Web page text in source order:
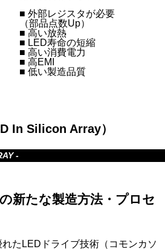
■ 外部レジスタが必要
（部品点数Up）
■ 高い放熱
■ LED寿命の短縮
■ 高い消費電力
■ 高EMI
■ 低い製造品質
In Silicon Array）
-
新たな製造方法・プロセ
たLEDドライブ技術（コモンカソ